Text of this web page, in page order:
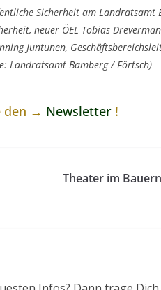
Sicherheit am Landratsamt
neuer ÖEL Tobias
Juntunen,
Landratsamt Bamberg / Förtsch)
den → Newsletter !
Theater im